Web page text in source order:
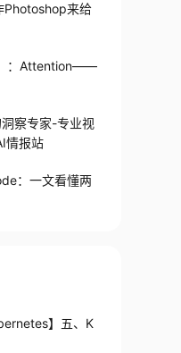
Photoshop来给
：Attention——
察专家-专业视
情报站
：一文看懂两
】五、K